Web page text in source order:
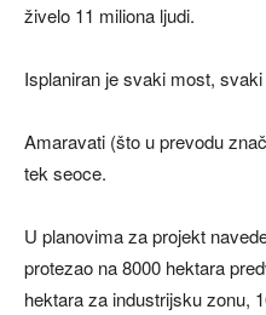
živelo 11 miliona ljudi.
Isplaniran je svaki most,
Amaravati (što u prevodu
tek seoce.
U planovima za projekt
protezao na 8000 hektara
hektara za industrijsku zonu,